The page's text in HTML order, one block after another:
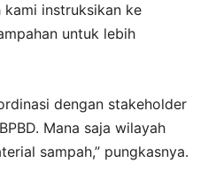
instruksikan ke
untuk lebih
dengan stakeholder
Mana saja wilayah
sampah,” pungkasnya.